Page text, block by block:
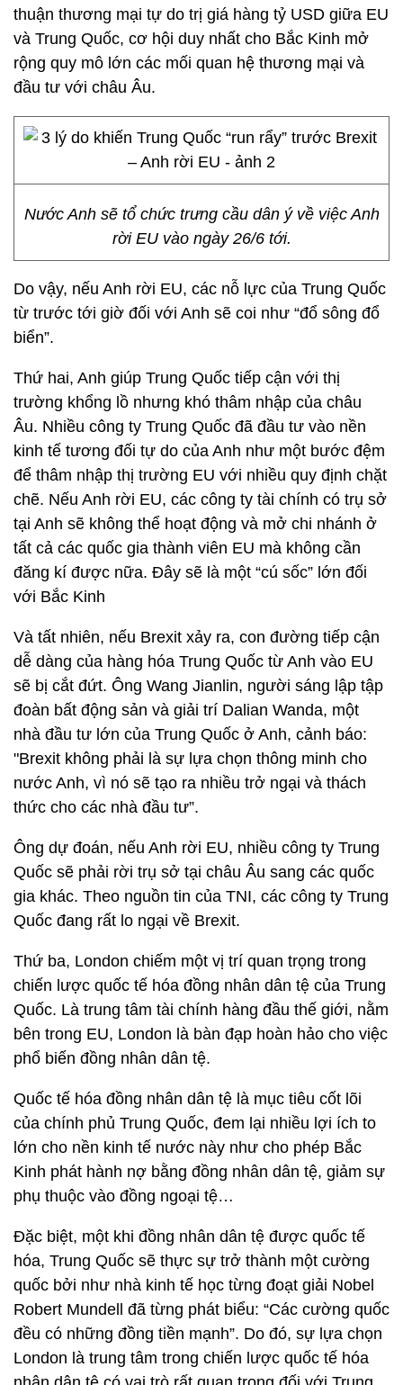
thuận thương mại tự do trị giá hàng tỷ USD giữa EU
và Trung Quốc, cơ hội duy nhất cho Bắc Kinh mở
rộng quy mô lớn các mối quan hệ thương mại và
đầu tư với châu Âu.
Nước Anh sẽ tổ chức trưng cầu dân ý về việc Anh
rời EU vào ngày 26/6 tới.
Do vậy, nếu Anh rời EU, các nỗ lực của Trung Quốc
từ trước tới giờ đối với Anh sẽ coi như “đổ sông đổ
biển”.
Thứ hai, Anh giúp Trung Quốc tiếp cận với thị
trường khổng lồ nhưng khó thâm nhập của châu
Âu. Nhiều công ty Trung Quốc đã đầu tư vào nền
kinh tế tương đối tự do của Anh như một bước đệm
để thâm nhập thị trường EU với nhiều quy định chặt
chẽ. Nếu Anh rời EU, các công ty tài chính có trụ sở
tại Anh sẽ không thể hoạt động và mở chi nhánh ở
tất cả các quốc gia thành viên EU mà không cần
đăng kí được nữa. Đây sẽ là một “cú sốc” lớn đối
với Bắc Kinh
Và tất nhiên, nếu Brexit xảy ra, con đường tiếp cận
dễ dàng của hàng hóa Trung Quốc từ Anh vào EU
sẽ bị cắt đứt. Ông Wang Jianlin, người sáng lập tập
đoàn bất động sản và giải trí Dalian Wanda, một
nhà đầu tư lớn của Trung Quốc ở Anh, cảnh báo:
"Brexit không phải là sự lựa chọn thông minh cho
nước Anh, vì nó sẽ tạo ra nhiều trở ngại và thách
thức cho các nhà đầu tư”.
Ông dự đoán, nếu Anh rời EU, nhiều công ty Trung
Quốc sẽ phải rời trụ sở tại châu Âu sang các quốc
gia khác. Theo nguồn tin của TNI, các công ty Trung
Quốc đang rất lo ngại về Brexit.
Thứ ba, London chiếm một vị trí quan trọng trong
chiến lược quốc tế hóa đồng nhân dân tệ của Trung
Quốc. Là trung tâm tài chính hàng đầu thế giới, nằm
bên trong EU, London là bàn đạp hoàn hảo cho việc
phổ biến đồng nhân dân tệ.
Quốc tế hóa đồng nhân dân tệ là mục tiêu cốt lõi
của chính phủ Trung Quốc, đem lại nhiều lợi ích to
lớn cho nền kinh tế nước này như cho phép Bắc
Kinh phát hành nợ bằng đồng nhân dân tệ, giảm sự
phụ thuộc vào đồng ngoại tệ…
Đặc biệt, một khi đồng nhân dân tệ được quốc tế
hóa, Trung Quốc sẽ thực sự trở thành một cường
quốc bởi như nhà kinh tế học từng đoạt giải Nobel
Robert Mundell đã từng phát biểu: “Các cường quốc
đều có những đồng tiền mạnh”. Do đó, sự lựa chọn
London là trung tâm trong chiến lược quốc tế hóa